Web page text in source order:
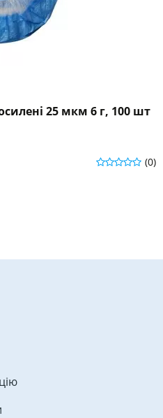
25 мкм 6 г, 100 шт
(0)